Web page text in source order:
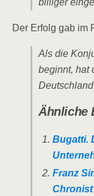
billiger
Der Erfolg gab im
Als die
beginnt, hat
Ähnliche
Bugatti.
Franz